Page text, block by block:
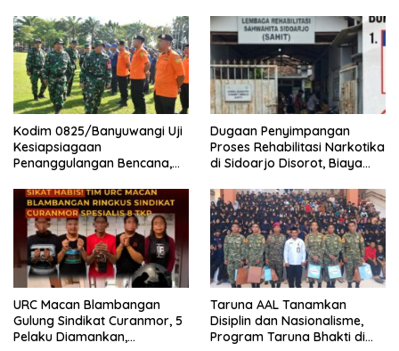
Budaya Indonesia
Kodim 0825/Banyuwangi Uji
Kesiapsiagaan
Penanggulangan Bencana,
Dugaan Penyimpangan
Proses Rehabilitasi Narkotika
di Sidoarjo Disorot, Biaya
Rekening Pribadi
URC Macan Blambangan
Gulung Sindikat Curanmor, 5
Pelaku Diamankan,
Taruna AAL Tanamkan
Disiplin dan Nasionalisme,
Program Taruna Bhakti di